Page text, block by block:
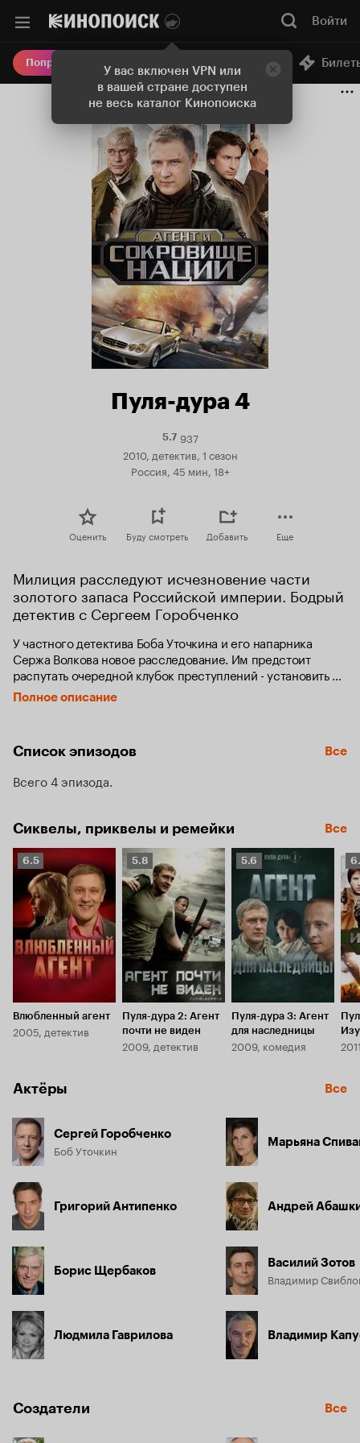
У вас включен VPN или
в вашей стране доступен
не весь каталог Кинопоиска
Войти
Попробовать Плюс Онлайн-кинотеатр
Пуля-дура 4
5.7Рейтинг
Кинопоиска
937
2010, детектив, 1 сезон
Россия, 45 мин, 18+
Оценить Буду смотреть Добавить Еще
Милиция расследуют исчезновение части
золотого запаса Российской империи. Бодрый
детектив с Сергеем Горобченко
У частного детектива Боба Уточкина и его напарника
Сержа Волкова новое расследование. Им предстоит
распутать очередной клубок преступлений - установить
связь между молодым подающим надежды физиком,
гражданином Камбоджи и криминальным авторитетом из
золота Колчака; предотвратить утечку результатов
интерес для террористической группировки.
Полное описание
Список эпизодов Все
Всего 4 эпизода
Сиквелы, приквелы и ремейки Все
Рейтинг
Кинопоиска
6.5
6.5
Влюбленный агент
2005, детектив
Рейтинг
Кинопоиска
5.8
5.8
Пуля-дура 2: Агент
почти не виден
2009, детектив
Рейтинг
Кинопоиска
5.6
5.6
Пуля-дура 3: Агент
для наследницы
2009, комедия
Актёры Все
Сергей Горобченко
Боб Уточкин
Григорий Антипенко
Борис Щербаков
Людмила Гаврилова
Марьяна
Андрей
Василий Зотов
Владимир
Владимир
Создатели Все